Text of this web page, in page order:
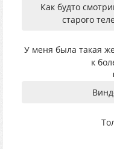
Как будто
старого
У меня была такая
к